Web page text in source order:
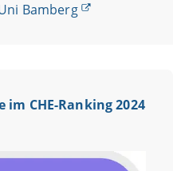
Bamberg
im CHE-Ranking 2024